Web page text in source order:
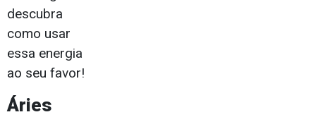
descubra
como usar
essa energia
ao seu favor!
Áries